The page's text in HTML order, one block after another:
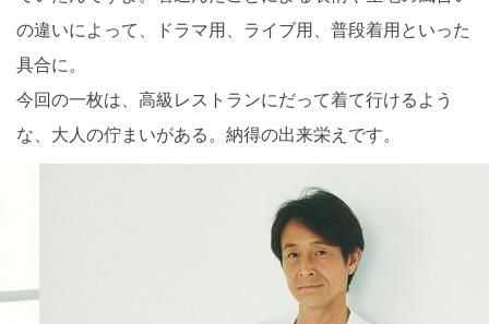
の違いによって、ドラマ用、ライブ用、普段着用といった
具合に。
今回の一枚は、高級レストランにだって着て行けるよう
な、大人の佇まいがある。納得の出来栄えです。